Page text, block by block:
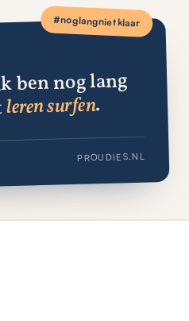
#noglangnietklaar
ben nog lang
leren surfen.
PROUDIES.NL